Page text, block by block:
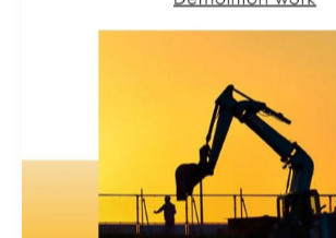
具体的には、各企業の実演デモやパネ
どを学ぶことができます。特に「どの
が出たのか」「失敗した事例は何か」
情報は、現場担当者にとって大きな判